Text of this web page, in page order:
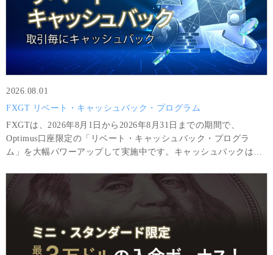
2026.08.01
FXGT リベート・キャッシュバック・プログラム
FXGTは、2026年8月1日から2026年8月31日までの期間で、
Optimus口座限定の「リベート・キャッシュバック・プログラ
ム」を大幅パワーアップして実施中です。キャッシュバックは、
取引口座に反映されます。